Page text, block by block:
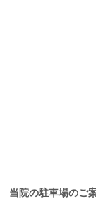
当院の駐車場のご